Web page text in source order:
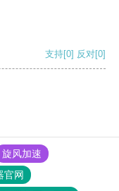
支持[0] 反对[0]
旋风加速
官网